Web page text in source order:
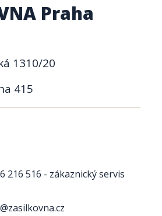
Praha
1310/20
415
216 516 - zákaznický servis